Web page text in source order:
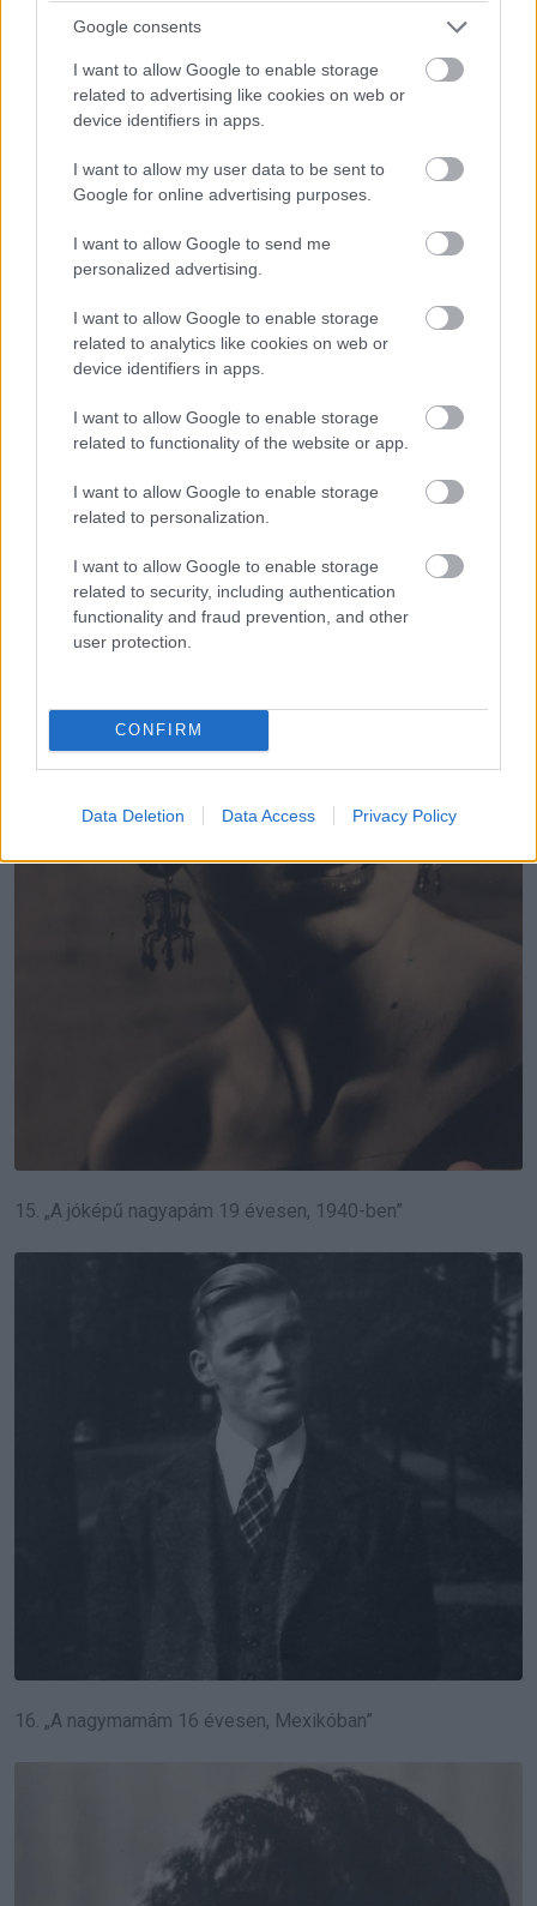
Google consents
I want to allow Google to enable storage
related to advertising like cookies on web or
device identifiers in apps.
I want to allow my user data to be sent to
Google for online advertising purposes.
I want to allow Google to send me
personalized advertising.
I want to allow Google to enable storage
related to analytics like cookies on web or
device identifiers in apps.
I want to allow Google to enable storage
related to functionality of the website or app.
I want to allow Google to enable storage
related to personalization.
I want to allow Google to enable storage
related to security, including authentication
functionality and fraud prevention, and other
user protection.
CONFIRM
Data Deletion Data Access Privacy Policy
14. „Ő a nagymamám 16 éves korában. Idén 80 éves
Minden nap jó kedvre derít, imádomezt a nőt!”
15. „A jóképű nagyapám 19 évesen, 1940-ben”
16. „A nagymamám 16 évesen, Mexikóban”